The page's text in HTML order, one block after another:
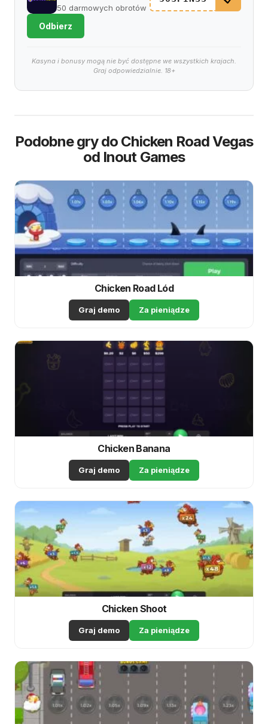
50 darmowych obrotów
Odbierz
Kasyna i bonusy mogą nie być dostępne we wszystkich krajach.
Graj odpowiedzialnie. 18+
Podobne gry do Chicken Road Vegas
od Inout Games
Chicken Road Lód
Graj demo Za pieniądze
Chicken Banana
Graj demo Za pieniądze
Chicken Shoot
Graj demo Za pieniądze